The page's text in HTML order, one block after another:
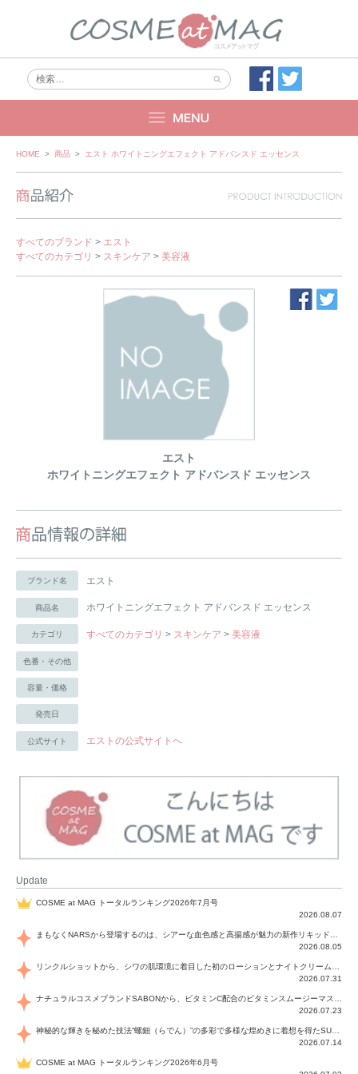
Skip
HOME > 商品 > エスト ホワイトニングエフェクト アドバンスド エッセンス
すべてのブランド > エスト
すべてのカテゴリ > スキンケア > 美容液
エスト
ホワイトニングエフェクト アドバンスド エッセンス
ブランド名 エスト
商品名 ホワイトニングエフェクト アドバンスド エッセンス
カテゴリ すべてのカテゴリ > スキンケア > 美容液
色番・その他
容量・価格
発売日
公式サイト エストの公式サイトへ
Update
COSME at MAG トータルランキング2026年7月号
2026.08.07
2026.08.05
2026.07.31
2026.07.23
2026.07.14
COSME at MAG トータルランキング2026年6月号